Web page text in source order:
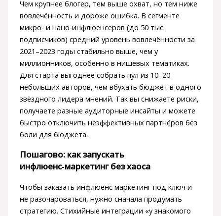
Чем крупнее блогер, тем выше охват, но тем ниже
вовлечённость и дороже ошибка. В сегменте
микро‑ и нано‑инфлюенсеров (до 50 тыс.
подписчиков) средний уровень вовлечённости за
2021–2023 годы стабильно выше, чем у
миллионников, особенно в нишевых тематиках.
Для старта выгоднее собрать пул из 10–20
небольших авторов, чем вбухать бюджет в одного
звёздного лидера мнений. Так вы снижаете риски,
получаете разные аудиторные инсайты и можете
быстро отключить неэффективных партнёров без
боли для бюджета.
Пошагово: как запускать
инфлюенс‑маркетинг без хаоса
Чтобы заказать инфлюенс маркетинг под ключ и
не разочароваться, нужно сначала продумать
стратегию. Стихийные интеграции «у знакомого